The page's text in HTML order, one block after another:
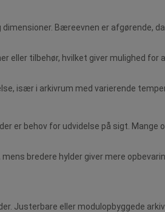
Bæreevnen er afgørende,
eller tilbehør, hvilket giver mulighed
især i arkivrum med varierende
er behov for udvidelse på sigt.
bredere hylder giver mere
Justerbare eller modulopbyggede